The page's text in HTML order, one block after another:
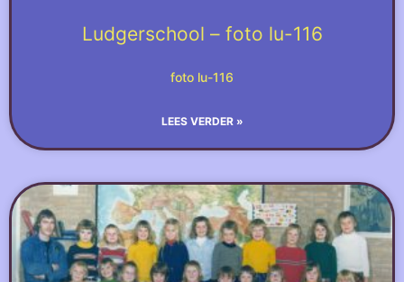
Ludgerschool – foto lu-116
foto lu-116
LEES VERDER »